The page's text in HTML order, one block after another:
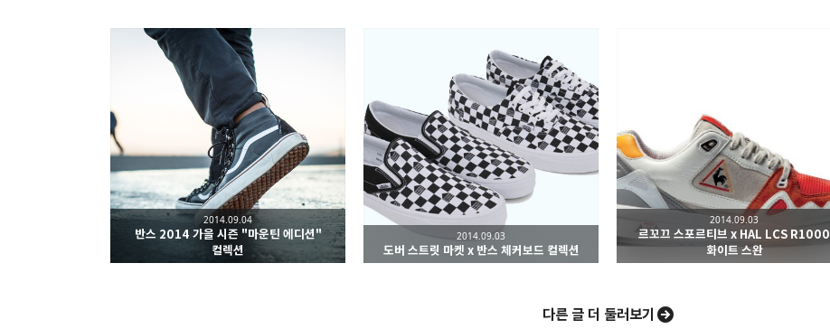
kjgsb 님의 블로그입니다.
구독하기
구독하기 카카오톡 라인
네이버 블로그 Pocket Evernote
반스 2014 가을 시즌 "마운틴 에디션"
컬렉션
2014.09.04
도버 스트릿 마켓 x 반스 체커보드 컬렉션
2014.09.03
르꼬끄 스포르티브 x HAL LCS R1000
화이트 스완
2014.09.03
다른 글 더 둘러보기